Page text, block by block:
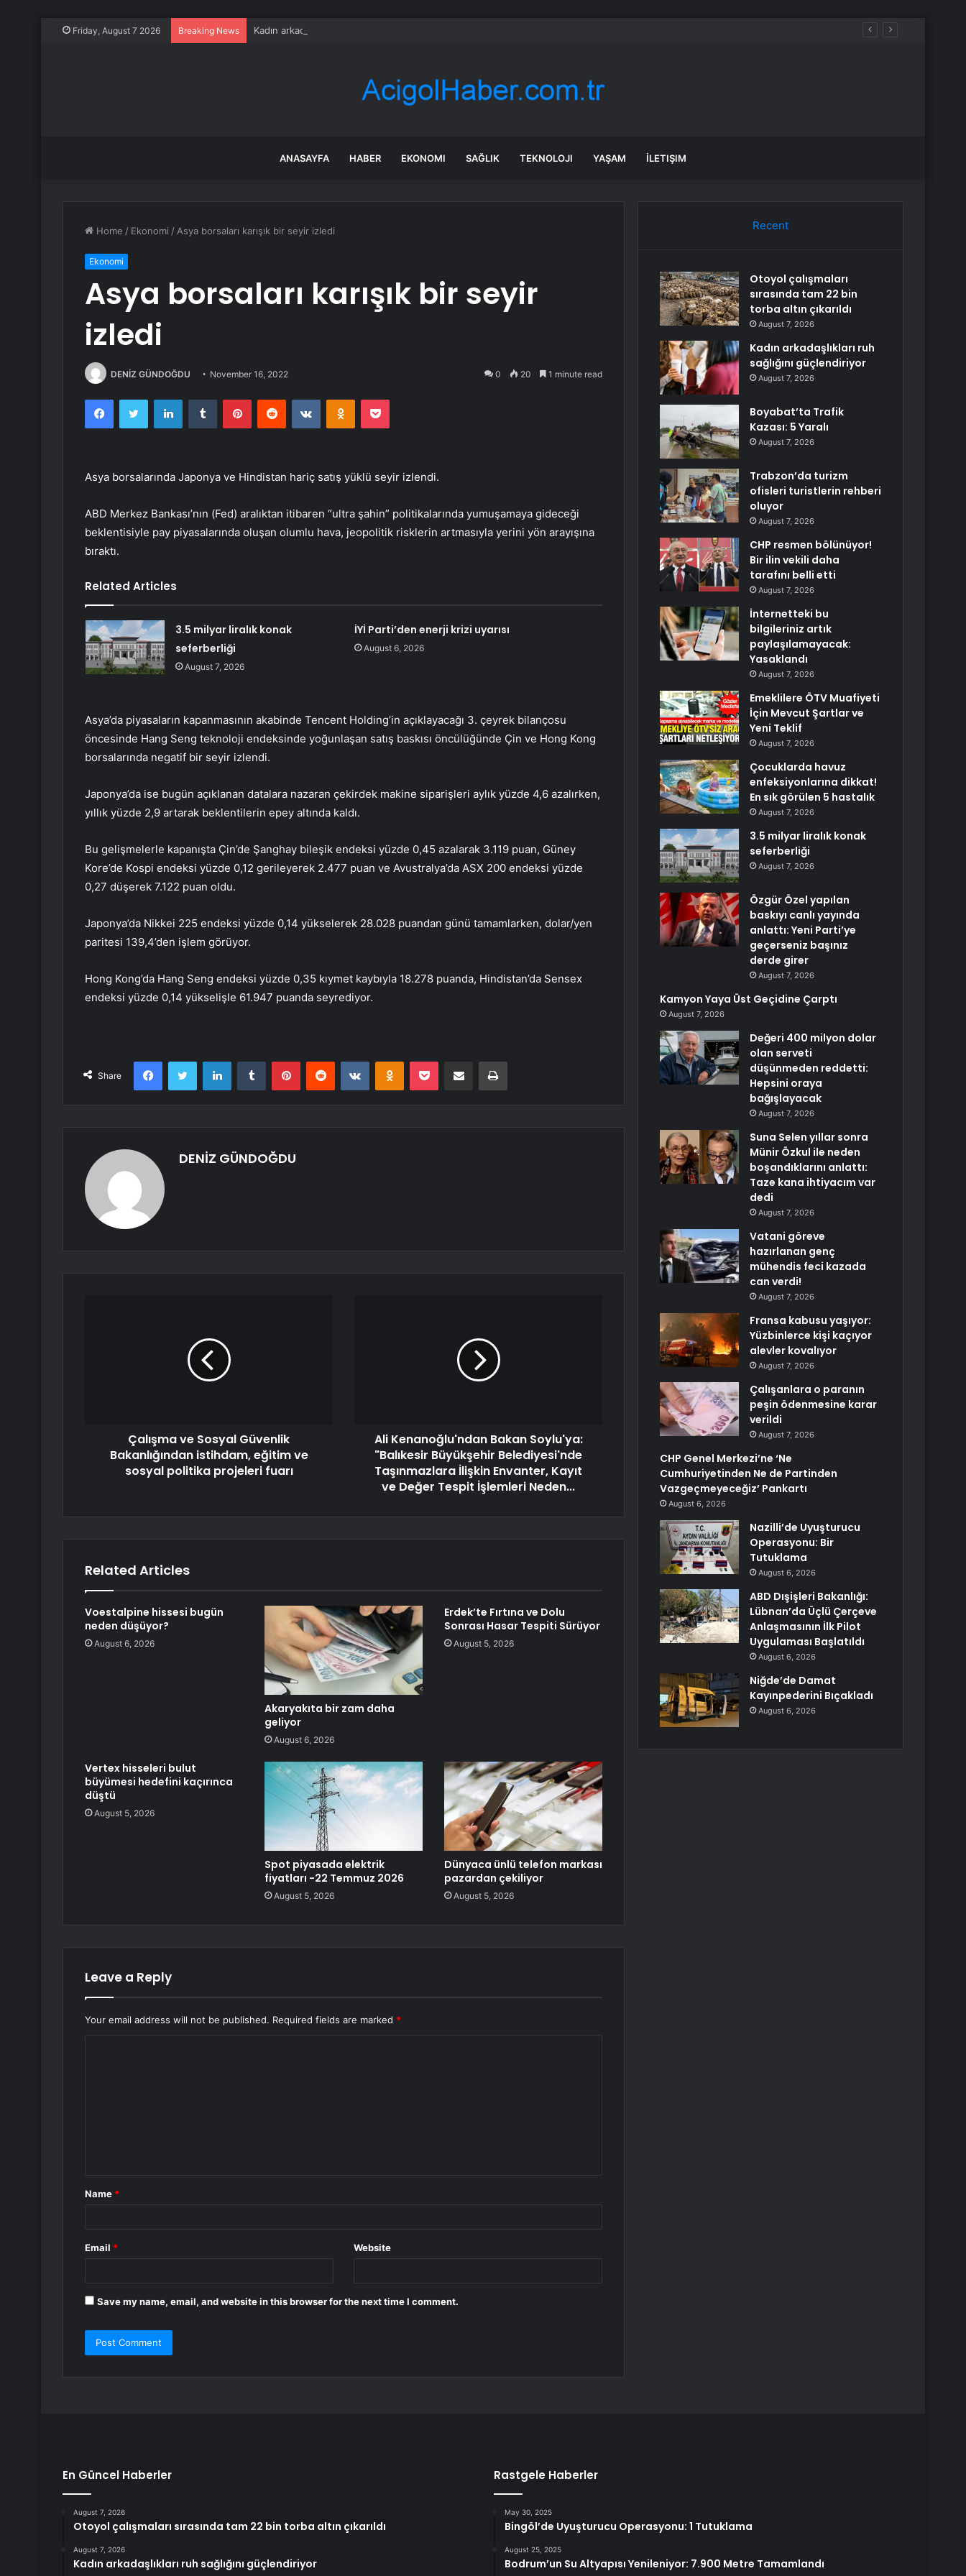
Friday, August 7 2026 Breaking News Kadın arkadaşlıkları ruh sağlığını güçlendiriyor
ANASAYFA HABER EKONOMI SAĞLIK TEKNOLOJI YAŞAM İLETIŞIM
Home / Ekonomi / Asya borsaları karışık bir seyir izledi
Ekonomi
Asya borsaları karışık bir seyir
izledi
DENİZ GÜNDOĞDU November 16, 2022 0 20 1 minute read
FacebookTwitter LinkedInTumblr PinterestReddit VKontakteOdnoklassniki
Pocket
Asya borsalarında Japonya ve Hindistan hariç satış yüklü seyir izlendi.
ABD Merkez Bankası’nın (Fed) aralıktan itibaren “ultra şahin” politikalarında yumuşamaya gideceği
beklentisiyle pay piyasalarında oluşan olumlu hava, jeopolitik risklerin artmasıyla yerini yön arayışına
bıraktı.
Related Articles
3.5 milyar liralık konak
seferberliği
August 7, 2026
İYİ Parti’den enerji krizi uyarısı
August 6, 2026
Asya’da piyasaların kapanmasının akabinde Tencent Holding’in açıklayacağı 3. çeyrek bilançosu
öncesinde Hang Seng teknoloji endeksinde yoğunlaşan satış baskısı öncülüğünde Çin ve Hong Kong
borsalarında negatif bir seyir izlendi.
Japonya’da ise bugün açıklanan datalara nazaran çekirdek makine siparişleri aylık yüzde 4,6 azalırken,
yıllık yüzde 2,9 artarak beklentilerin epey altında kaldı.
Bu gelişmelerle kapanışta Çin’de Şanghay bileşik endeksi yüzde 0,45 azalarak 3.119 puan, Güney
Kore’de Kospi endeksi yüzde 0,12 gerileyerek 2.477 puan ve Avustralya’da ASX 200 endeksi yüzde
0,27 düşerek 7.122 puan oldu.
Japonya’da Nikkei 225 endeksi yüzde 0,14 yükselerek 28.028 puandan günü tamamlarken, dolar/yen
paritesi 139,4’den işlem görüyor.
Hong Kong’da Hang Seng endeksi yüzde 0,35 kıymet kaybıyla 18.278 puanda, Hindistan’da Sensex
endeksi yüzde 0,14 yükselişle 61.947 puanda seyrediyor.
Share
FacebookTwitter LinkedInTumblr PinterestReddit VKontakteOdnoklassniki
Pocket Share via Email Print
DENİZ GÜNDOĞDU
Çalışma ve Sosyal Güvenlik
Bakanlığından istihdam, eğitim ve
sosyal politika projeleri fuarı
Ali Kenanoğlu'ndan Bakan Soylu'ya:
"Balıkesir Büyükşehir Belediyesi'nde
Taşınmazlara İlişkin Envanter, Kayıt
ve Değer Tespit İşlemleri Neden...
Related Articles
Voestalpine hissesi bugün
neden düşüyor?
August 6, 2026
Akaryakıta bir zam daha
geliyor
August 6, 2026
Erdek’te Fırtına ve Dolu
Sonrası Hasar Tespiti Sürüyor
August 5, 2026
Vertex hisseleri bulut
büyümesi hedefini kaçırınca
düştü
August 5, 2026
Spot piyasada elektrik
fiyatları -22 Temmuz 2026
August 5, 2026
Dünyaca ünlü telefon markası
pazardan çekiliyor
August 5, 2026
Leave a Reply
Your email address will not be published. Required fields are marked *
*
Name *
Email * Website
Save my name, email, and website in this browser for the next time I comment.
Recent
Otoyol çalışmaları
sırasında tam 22 bin
torba altın çıkarıldı
August 7, 2026
Kadın arkadaşlıkları ruh
sağlığını güçlendiriyor
August 7, 2026
Boyabat’ta Trafik
Kazası: 5 Yaralı
August 7, 2026
Trabzon’da turizm
ofisleri turistlerin rehberi
oluyor
August 7, 2026
CHP resmen bölünüyor!
Bir ilin vekili daha
tarafını belli etti
August 7, 2026
İnternetteki bu
bilgileriniz artık
paylaşılamayacak:
Yasaklandı
August 7, 2026
Emeklilere ÖTV Muafiyeti
İçin Mevcut Şartlar ve
Yeni Teklif
August 7, 2026
Çocuklarda havuz
enfeksiyonlarına dikkat!
En sık görülen 5 hastalık
August 7, 2026
3.5 milyar liralık konak
seferberliği
August 7, 2026
Özgür Özel yapılan
baskıyı canlı yayında
anlattı: Yeni Parti’ye
geçerseniz başınız
derde girer
August 7, 2026
Kamyon Yaya Üst Geçidine Çarptı
August 7, 2026
Değeri 400 milyon dolar
olan serveti
düşünmeden reddetti:
Hepsini oraya
bağışlayacak
August 7, 2026
Suna Selen yıllar sonra
Münir Özkul ile neden
boşandıklarını anlattı:
Taze kana ihtiyacım var
dedi
August 7, 2026
Vatani göreve
hazırlanan genç
mühendis feci kazada
can verdi!
August 7, 2026
Fransa kabusu yaşıyor:
Yüzbinlerce kişi kaçıyor
alevler kovalıyor
August 7, 2026
Çalışanlara o paranın
peşin ödenmesine karar
verildi
August 7, 2026
CHP Genel Merkezi’ne ‘Ne
Cumhuriyetinden Ne de Partinden
Vazgeçmeyeceğiz’ Pankartı
August 6, 2026
Nazilli’de Uyuşturucu
Operasyonu: Bir
Tutuklama
August 6, 2026
ABD Dışişleri Bakanlığı:
Lübnan’da Üçlü Çerçeve
Anlaşmasının İlk Pilot
Uygulaması Başlatıldı
August 6, 2026
Niğde’de Damat
Kayınpederini Bıçakladı
August 6, 2026
En Güncel Haberler
August 7, 2026
Otoyol çalışmaları sırasında tam 22 bin torba altın çıkarıldı
August 7, 2026
Kadın arkadaşlıkları ruh sağlığını güçlendiriyor
Rastgele Haberler
May 30, 2025
Bingöl’de Uyuşturucu Operasyonu: 1 Tutuklama
August 25, 2025
Bodrum’un Su Altyapısı Yenileniyor: 7.900 Metre Tamamlandı